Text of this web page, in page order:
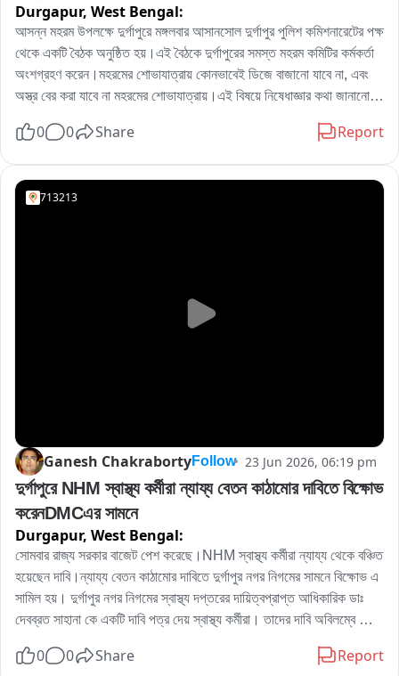
Durgapur, West Bengal:
আসন্ন মহরম উপলক্ষে দুর্গাপুরে মঙ্গলবার আসানসোল দুর্গাপুর পুলিশ কমিশনারেটের পক্ষ
থেকে একটি বৈঠক অনুষ্ঠিত হয়।এই বৈঠকে দুর্গাপুরের সমস্ত মহরম কমিটির কর্মকর্তা
অংশগ্রহণ করেন।মহরমের শোভাযাত্রায় কোনভাবেই ডিজে বাজানো যাবে না, এবং
অস্ত্র বের করা যাবে না মহরমের শোভাযাত্রায়।এই বিষয়ে নিষেধাজ্ঞার কথা জানানো
মেনে মহরমের শোভাযাত্রা বের করা হবে ।
0 0 Share Report
713213
Ganesh ChakrabortyFollow 23 Jun 2026, 06:19 pm
দুর্গাপুরে NHM স্বাস্থ্য কর্মীরা ন্যায্য বেতন কাঠামোর দাবিতে বিক্ষোভ
করেনDMCএর সামনে
Durgapur, West Bengal:
সোমবার রাজ্য সরকার বাজেট পেশ করেছে।NHM স্বাস্থ্য কর্মীরা ন্যায্য থেকে বঞ্চিত
হয়েছেন দাবি।ন্যায্য বেতন কাঠামোর দাবিতে দুর্গাপুর নগর নিগমের সামনে বিক্ষোভ এ
সামিল হয়। দুর্গাপুর নগর নিগমের স্বাস্থ্য দপ্তরের দায়িত্বপ্রাপ্ত আধিকারিক ডাঃ
দেবব্রত সাহানা কে একটি দাবি পত্র দেয় স্বাস্থ্য কর্মীরা। তাদের দাবি অবিলম্বে
দিতে হবে।ডিএমসি র স্বাস্থ্য দপ্তরের দায়িত্বপ্রাপ্ত আধিকারিক ডাঃ দেবব্রত
0 0 Share Report